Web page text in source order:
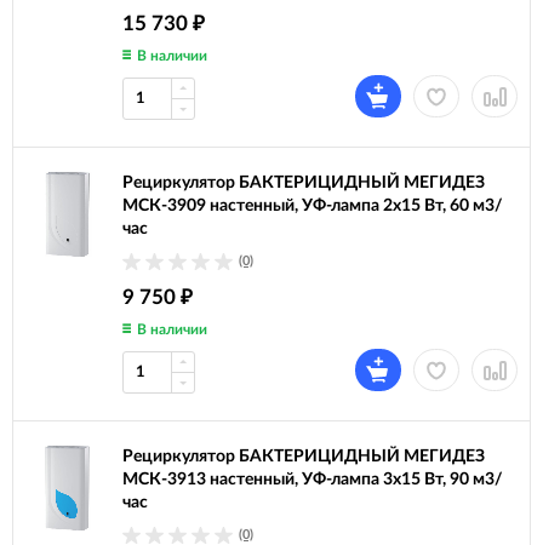
15 730 ₽
В наличии
Рециркулятор БАКТЕРИЦИДНЫЙ МЕГИДЕЗ
МСК-3909 настенный, УФ-лампа 2х15 Вт, 60 м3/
час
(0)
9 750 ₽
В наличии
Рециркулятор БАКТЕРИЦИДНЫЙ МЕГИДЕЗ
МСК-3913 настенный, УФ-лампа 3х15 Вт, 90 м3/
час
(0)